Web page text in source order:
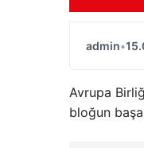
admin•
Avrupa
bloğun